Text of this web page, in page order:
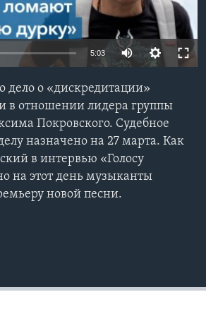
5:03
дело о «дискредитации»
в отношении лидера группы
Покровского. Судебное
назначено на 27 марта. Как
в интервью «Голосу
на этот день музыканты
новой песни.